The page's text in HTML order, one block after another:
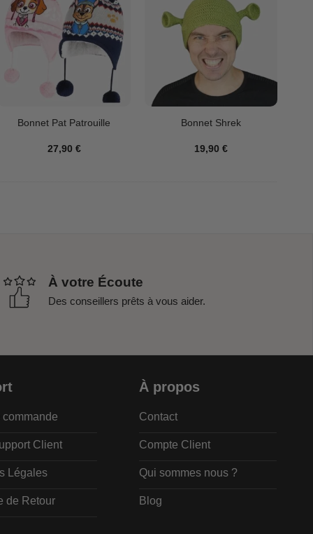
Bonnet Pat Patrouille
27,90 €
Bonnet Shrek
19,90 €
À votre Écoute
Des conseillers prêts à vous aider.
Client
Légales
de Retour
À propos
Contact
Compte Client
Qui sommes nous ?
Blog